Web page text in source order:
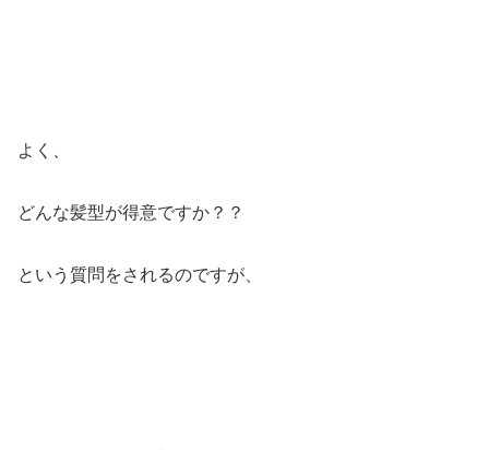
よく、
どんな髪型が得意ですか？？
という質問をされるのですが、